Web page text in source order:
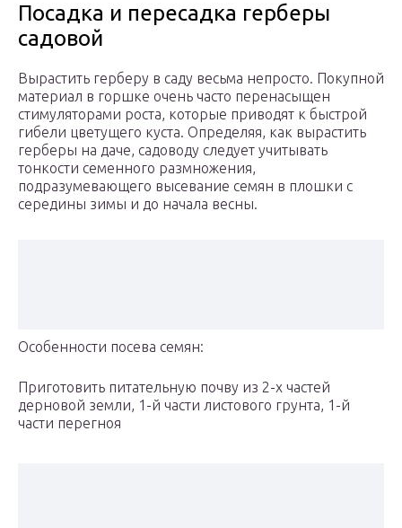
Посадка и пересадка герберы
садовой
Вырастить герберу в саду весьма непросто. Покупной
материал в горшке очень часто перенасыщен
стимуляторами роста, которые приводят к быстрой
гибели цветущего куста. Определяя, как вырастить
герберы на даче, садоводу следует учитывать
тонкости семенного размножения,
подразумевающего высевание семян в плошки с
середины зимы и до начала весны.
Особенности посева семян:
Приготовить питательную почву из 2-х частей
дерновой земли, 1-й части листового грунта, 1-й
части перегноя